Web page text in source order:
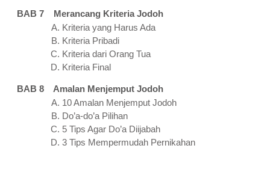
BAB 7 Merancang Kriteria Jodoh
Kriteria yang Harus Ada
Kriteria Pribadi
Kriteria dari Orang Tua
Kriteria Final
BAB 8 Amalan Menjemput Jodoh
10 Amalan Menjemput Jodoh
Do’a-do’a Pilihan
5 Tips Agar Do’a Diijabah
3 Tips Mempermudah Pernikahan